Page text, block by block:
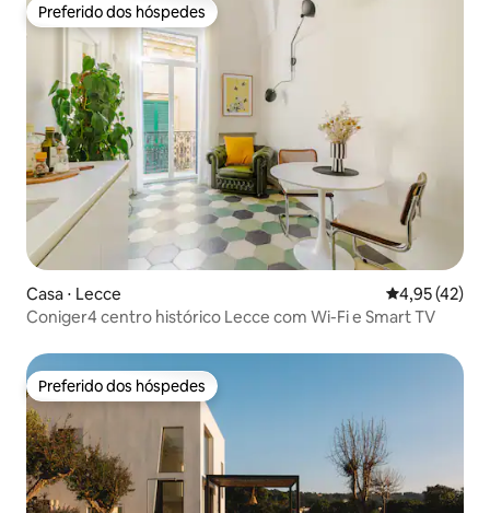
Preferido dos hóspedes
Preferido dos hóspedes
Casa ⋅ Lecce 4,95 de uma
4,95 (42)
Coniger4 centro histórico Lecce com Wi-Fi e Smart TV
Preferido dos hóspedes
Preferido dos hóspedes